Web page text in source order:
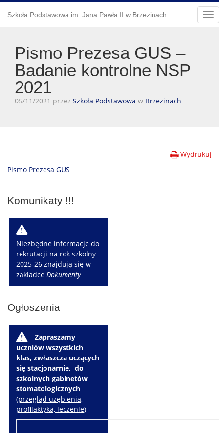
Szkoła Podstawowa im. Jana Pawła II w Brzezinach
Pismo Prezesa GUS –
Badanie kontrolne NSP
2021
05/11/2021 przez Szkoła Podstawowa w Brzezinach
Wydrukuj
Pismo Prezesa GUS
Komunikaty !!!
W
Niezbędne informacje do
rekrutacji na rok szkolny
2025-26 znajdują się w
zakładceDokumenty
Ogłoszenia
W
Zapraszamy
uczniów wszystkich
klas, zwłaszcza uczących
się stacjonarnie, do
szkolnych gabinetów
stomatologicznych
(przegląd uzębienia,
profilaktyka, leczenie)